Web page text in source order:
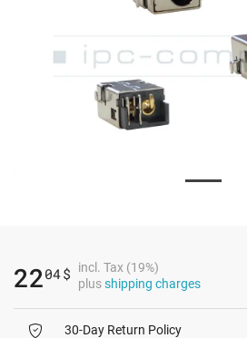
2204$
incl. Tax (19%)
plusshipping charges
30-Day Return Policy